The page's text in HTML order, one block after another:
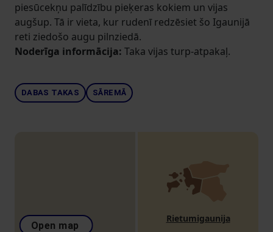
piesūcekņu palīdzību pieķeras kokiem un vijas
augšup. Tā ir vieta, kur rudenī redzēsiet šo Igaunijā
reti ziedošo augu pilnziedā.
Noderīga informācija: Taka vijas turp-atpakaļ.
DABAS TAKAS SĀREMĀ
Open map
Rietumigaunija